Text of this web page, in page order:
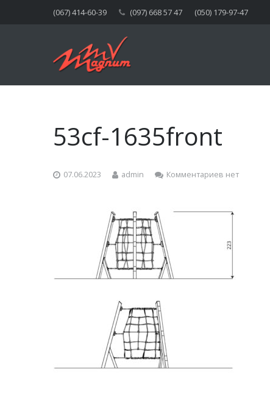
(067) 414-60-39 (097) 668 57 47 (050) 179-97-47
53cf-1635front
07.06.2023 admin Комментариев нет